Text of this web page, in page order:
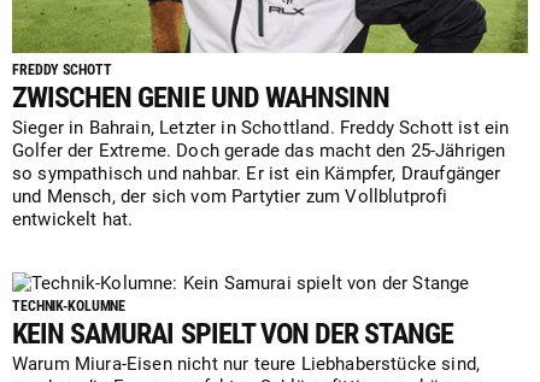
FREDDY SCHOTT
ZWISCHEN GENIE UND WAHNSINN
Sieger in Bahrain, Letzter in Schottland. Freddy Schott ist ein
Golfer der Extreme. Doch gerade das macht den 25-Jährigen
so sympathisch und nahbar. Er ist ein Kämpfer, Draufgänger
und Mensch, der sich vom Partytier zum Vollblutprofi
entwickelt hat.
TECHNIK-KOLUMNE
KEIN SAMURAI SPIELT VON DER STANGE
Warum Miura-Eisen nicht nur teure Liebhaberstücke sind,